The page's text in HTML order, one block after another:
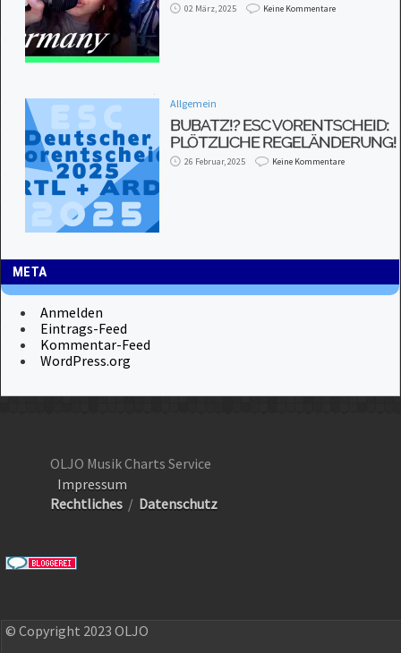
02 März, 2025 Keine Kommentare
Allgemein
BUBATZ!? ESC VORENTSCHEID:
PLÖTZLICHE REGELÄNDERUNG!
26 Februar, 2025 Keine Kommentare
META
Anmelden
Eintrags-Feed
Kommentar-Feed
WordPress.org
OLJO Musik Charts Service
Impressum
Rechtliches / Datenschutz
© Copyright 2023 OLJO